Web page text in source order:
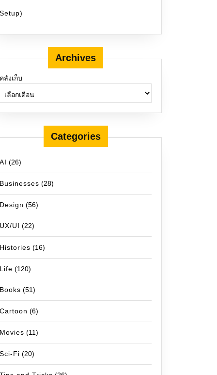
Setup)
Archives
คลังเก็บ
Categories
AI (26)
Businesses (28)
Design (56)
UX/UI (22)
Histories (16)
Life (120)
Books (51)
Cartoon (6)
Movies (11)
Sci-Fi (20)